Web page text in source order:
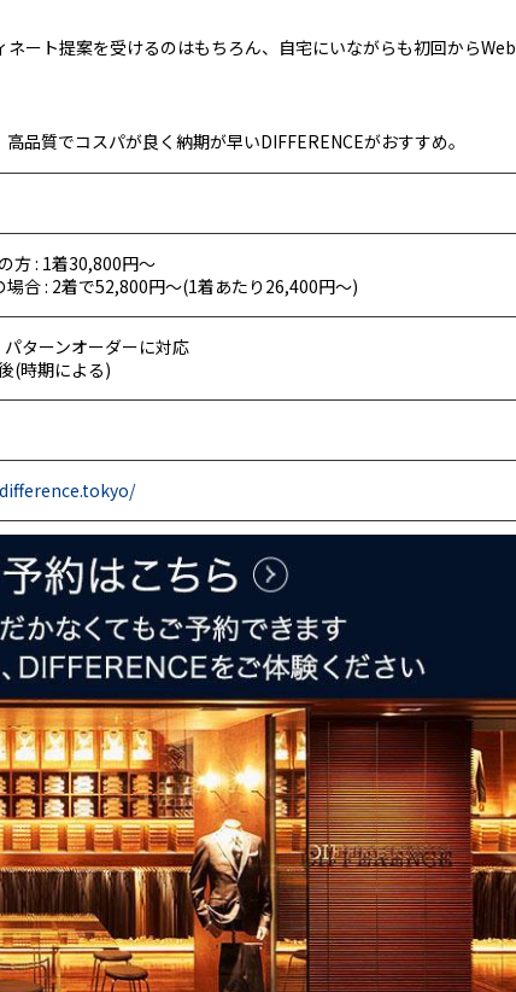
ート提案を受けるのはもちろん、自宅にいながらも初回からWeb
品質でコスパが良く納期が早いDIFFERENCEがおすすめ。
方 : 1着30,800円～
場合 : 2着で52,800円～(1着あたり26,400円～)
パターンオーダーに対応
(時期による)